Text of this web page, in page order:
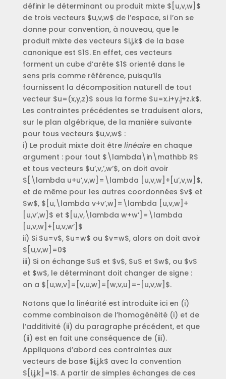
définir le déterminant ou produit mixte $[u,v,w]$
de trois vecteurs $u,v,w$ de l’espace, si l’on se
donne pour convention, à nouveau, que le
produit mixte des vecteurs $i,j,k$ de la base
canonique est $1$. En effet, ces vecteurs
forment un cube d’arête $1$ orienté dans le
sens pris comme référence, puisqu’ils
fournissent la décomposition naturell de tout
vecteur $u=(x,y,z)$ sous la forme $u=x.i+y.j+z.k$.
Les contraintes précédentes se traduisent alors,
sur le plan algébrique, de la manière suivante
pour tous vecteurs $u,v,w$ :
i) Le produit mixte doit être linéaire en chaque
argument : pour tout $\lambda\in\mathbb R$
et tous vecteurs $u’,v,’,w’$, on doit avoir
$[\lambda u+u’,v,w]=\lambda [u,v,w]+[u’,v,w]$,
et de même pour les autres coordonnées $v$ et
$w$, $[u,\lambda v+v’,w]=\lambda [u,v,w]+
[u,v’,w]$ et $[u,v,\lambda w+w’]=\lambda
[u,v,w]+[u,v,w’]$
ii) Si $u=v$, $u=w$ ou $v=w$, alors on doit avoir
$[u,v,w]=0$
iii) Si on échange $u$ et $v$, $u$ et $w$, ou $v$
et $w$, le déterminant doit changer de signe :
on a $[u,w,v]=[v,u,w]=[w,v,u]=-[u,v,w]$.
Notons que la linéarité est introduite ici en (i)
comme combinaison de l’homogénéité (i) et de
l’additivité (ii) du paragraphe précédent, et que
(ii) est en fait une conséquence de (iii).
Appliquons d’abord ces contraintes aux
vecteurs de base $i,j,k$ avec la convention
$[i,j,k]=1$. A partir de simples échanges de ces